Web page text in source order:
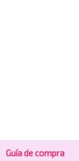
Guía de compra